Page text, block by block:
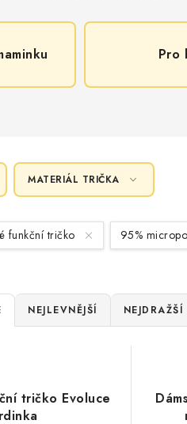
Pro
MATERIÁL TRIČKA
funkční tričko 95%
NEJLEVNĚJŠÍ NEJDRAŽŠÍ
tričko Evoluce